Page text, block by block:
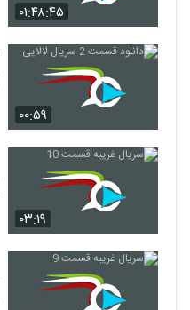
۰۱:۴۸:۴۵
۰۰:۵۹
۰۳:۱۹